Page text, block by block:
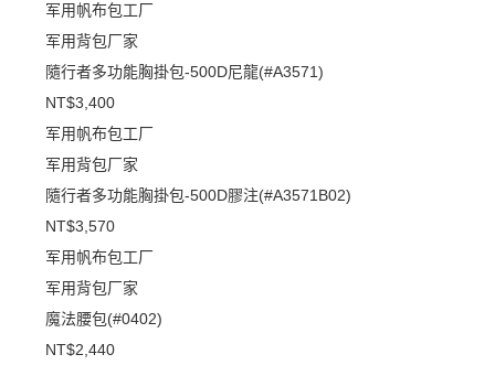
军用帆布包工厂
军用背包厂家
隨行者多功能胸掛包-500D尼龍(#A3571)
NT$3,400
军用帆布包工厂
军用背包厂家
隨行者多功能胸掛包-500D膠注(#A3571B02)
NT$3,570
军用帆布包工厂
军用背包厂家
魔法腰包(#0402)
NT$2,440